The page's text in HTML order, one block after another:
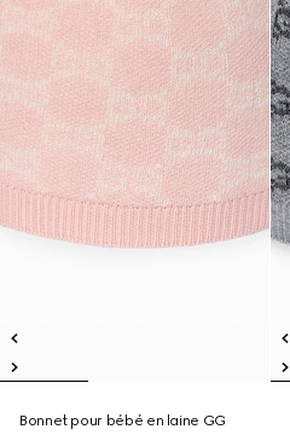
Bonnet pour bébé en laine GG